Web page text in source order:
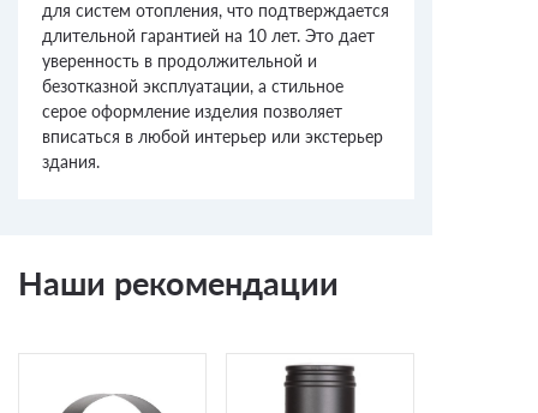
для систем отопления, что подтверждается
длительной гарантией на 10 лет. Это дает
уверенность в продолжительной и
безотказной эксплуатации, а стильное
серое оформление изделия позволяет
вписаться в любой интерьер или экстерьер
здания.
Наши рекомендации